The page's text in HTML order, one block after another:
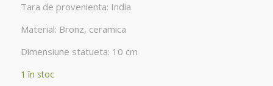
Tara de provenienta: India
Material: Bronz, ceramica
Dimensiune statueta: 10 cm
1 în stoc